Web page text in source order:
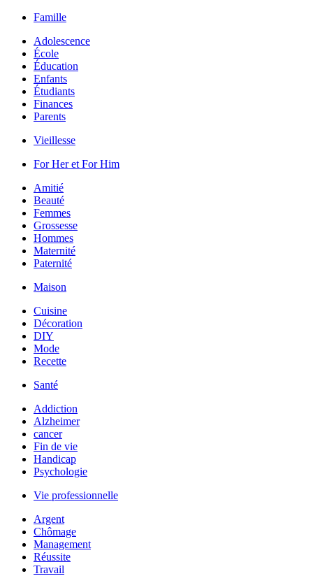
Famille
Adolescence
École
Éducation
Enfants
Étudiants
Finances
Parents
Vieillesse
For Her et For Him
Amitié
Beauté
Femmes
Grossesse
Hommes
Maternité
Paternité
Maison
Cuisine
Décoration
DIY
Mode
Recette
Santé
Addiction
Alzheimer
cancer
Fin de vie
Handicap
Psychologie
Vie professionnelle
Argent
Chômage
Management
Réussite
Travail